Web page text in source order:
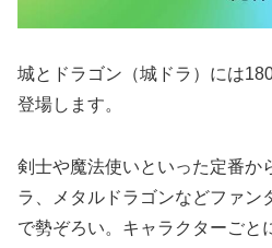
城とドラゴン（城ドラ）には
登場します。
剣士や魔法使いといった定番か
ラ、メタルドラゴンなどファン
で勢ぞろい。キャラクターごと